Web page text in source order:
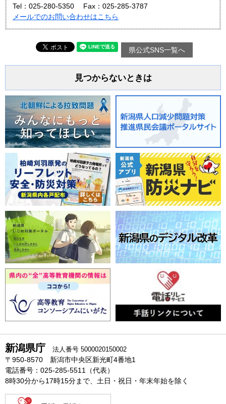
Tel：025-280-5350
Fax：025-285-3787
メールでのお問い合わせはこちら
県公式SNS一覧へ
見つからないときは
新潟県庁 法人番号 5000020150002
〒950-8570 新潟市中央区新光町4番地1
電話番号：025-285-5511（代表）
8時30分から17時15分まで、土日・祝日・年末年始を除く